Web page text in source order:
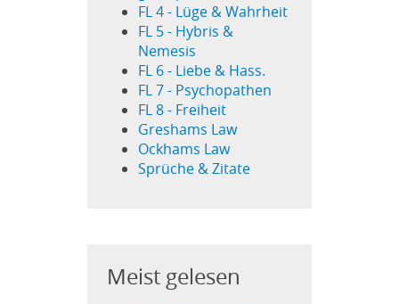
FL 4 - Lüge & Wahrheit
FL 5 - Hybris &
Nemesis
FL 6 - Liebe & Hass.
FL 7 - Psychopathen
FL 8 - Freiheit
Greshams Law
Ockhams Law
Sprüche & Zitate
Meist gelesen